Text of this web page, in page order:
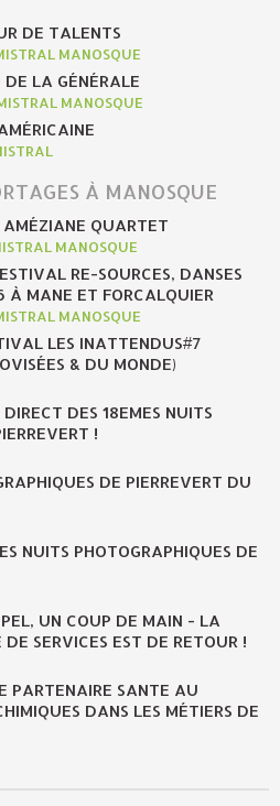
DE TALENTS
MANOSQUE
LA GÉNÉRALE
MANOSQUE
À MANOSQUE
QUARTET
MANOSQUE
RE-SOURCES, DANSES
MANE ET FORCALQUIER
MANOSQUE
LES INATTENDUS#7
& DU MONDE)
DES 18EMES NUITS
!
DE PIERREVERT DU
NUITS PHOTOGRAPHIQUES DE
UN COUP DE MAIN - LA
SERVICES EST DE RETOUR !
SANTE AU
DANS LES MÉTIERS DE